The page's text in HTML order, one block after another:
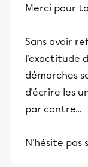
Merci pour
Sans avoir
l'exactitude
démarches
d'écrire les
par contre...
N'hésite pas